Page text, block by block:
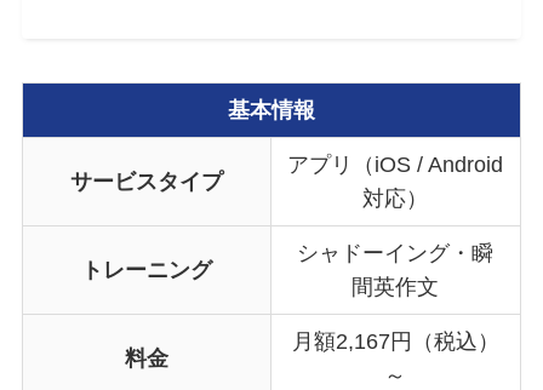
基本情報
サービスタイプ
アプリ（iOS / Android
対応）
トレーニング
シャドーイング・瞬
間英作文
料金
月額2,167円（税込）
～